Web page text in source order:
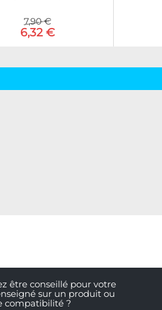
7,90 €
6,32 €
être conseillé pour votre
sur un produit ou
compatibilité ?